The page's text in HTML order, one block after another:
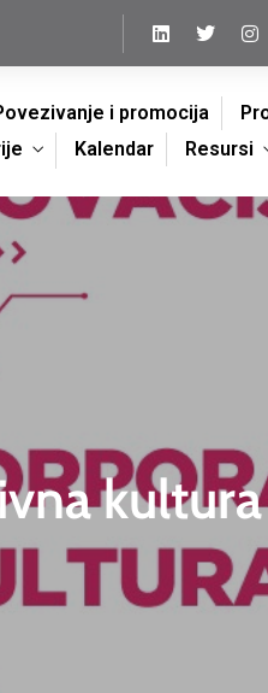
i promocija
Kalendar Resursi
kultura